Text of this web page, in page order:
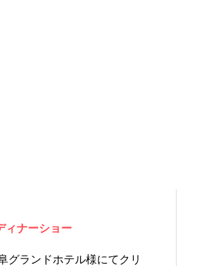
ィナーショー
グランドホテル様にてクリ